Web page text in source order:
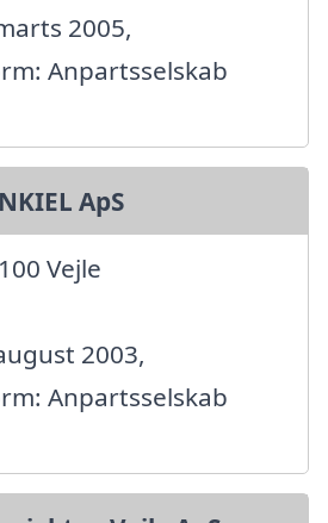
2005,
Anpartsselskab
ApS
Vejle
2003,
Anpartsselskab